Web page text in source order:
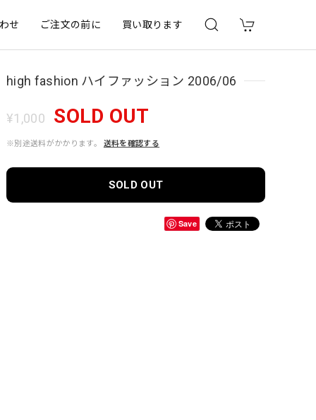
せ ご注文の前に 買い取ります
high fashion ハイファッション 2006/06
¥1,000 SOLD OUT
※別途送料がかかります。 送料を確認する
SOLD OUT
Save